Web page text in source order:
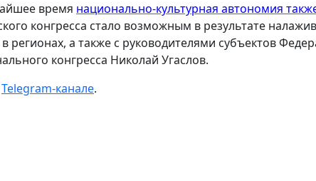
время национально-культурная автономия
конгресса стало возможным в результате
регионах, а также с руководителями субъектов
конгресса Николай Угаслов.
Telegram-канале.